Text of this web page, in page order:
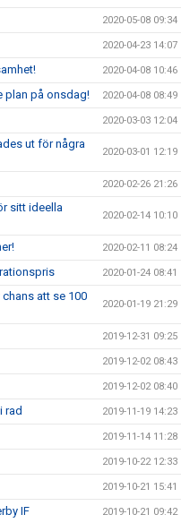
2020-05-08 09:34
2020-04-23 14:07
2020-04-08 10:46
plan på onsdag! 2020-04-08 08:49
2020-03-03 12:04
ut för några
2020-03-01 12:19
2020-02-26 21:26
sitt ideella
2020-02-14 10:10
2020-02-11 08:24
2020-01-24 08:41
att se 100
2020-01-19 21:29
2019-12-31 09:25
2019-12-02 08:43
2019-12-02 08:40
rad 2019-11-19 14:23
2019-11-14 11:28
2019-10-22 12:33
2019-10-21 15:41
IF 2019-10-21 09:42